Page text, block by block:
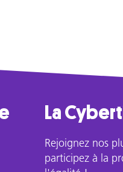
La
Rejoignez nos
participez à la